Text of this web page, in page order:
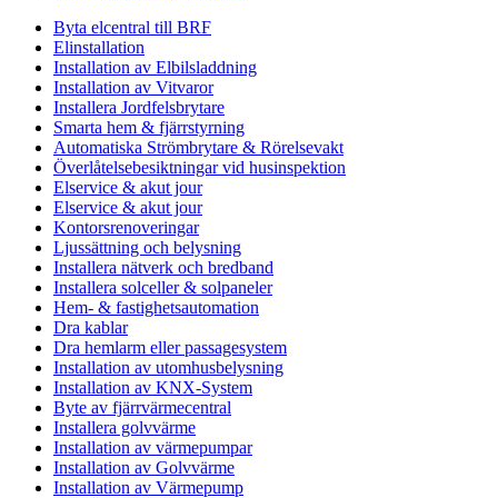
Byta elcentral till BRF
Elinstallation
Installation av Elbilsladdning
Installation av Vitvaror
Installera Jordfelsbrytare
Smarta hem & fjärrstyrning
Automatiska Strömbrytare & Rörelsevakt
Överlåtelsebesiktningar vid husinspektion
Elservice & akut jour
Elservice & akut jour
Kontorsrenoveringar
Ljussättning och belysning
Installera nätverk och bredband
Installera solceller & solpaneler
Hem- & fastighetsautomation
Dra kablar
Dra hemlarm eller passagesystem
Installation av utomhusbelysning
Installation av KNX-System
Byte av fjärrvärmecentral
Installera golvvärme
Installation av värmepumpar
Installation av Golvvärme
Installation av Värmepump